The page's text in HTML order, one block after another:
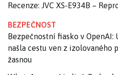
Recenze: JVC XS-E934B –
BEZPEČNOST
Bezpečnostní fiasko v
našla cestu ven z izolovaného
žasnou